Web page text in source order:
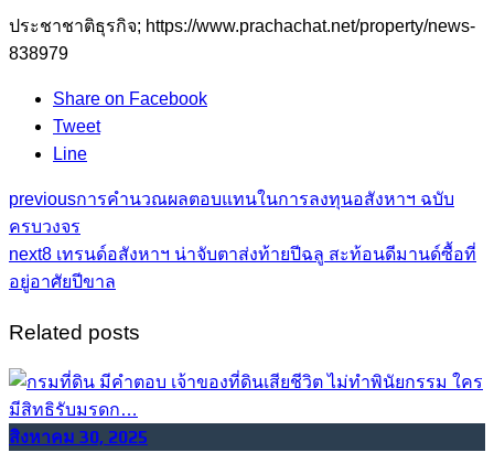
ประชาชาติธุรกิจ; https://www.prachachat.net/property/news-
838979
Share on Facebook
Tweet
Line
previousการคำนวณผลตอบแทนในการลงทุนอสังหาฯ ฉบับ
ครบวงจร
next8 เทรนด์อสังหาฯ น่าจับตาส่งท้ายปีฉลู สะท้อนดีมานด์ซื้อที่
อยู่อาศัยปีขาล
Related posts
สิงหาคม 30, 2025